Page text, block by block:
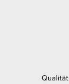
Qualität